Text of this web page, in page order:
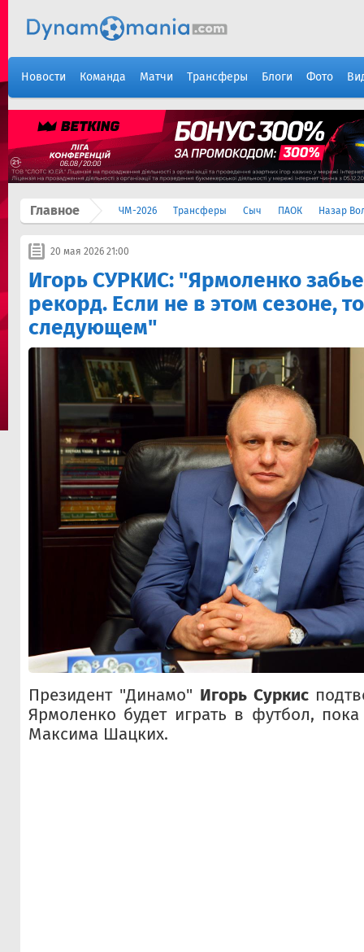
Новости Команда Матчи Трансферы Блоги Фото
Главное ЧМ-2026 Трансферы Сыч ПАОК Назар
20 мая 2026 21:00
Игорь СУРКИС: "Ярмоленко
рекорд. Если не в этом сезоне,
следующем"
Президент "Динамо" Игорь Суркис
Ярмоленко будет играть в футбол,
Максима Шацких.